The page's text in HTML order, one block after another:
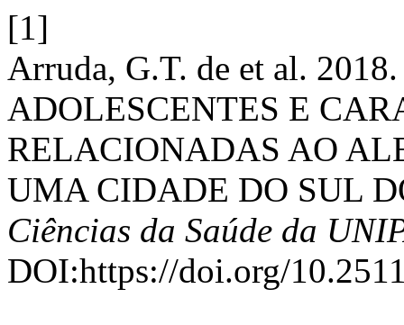
[1]
Arruda, G.T. de et al.
ADOLESCENTES E
RELACIONADAS AO
UMA CIDADE DO SUL
Ciências da Saúde da
DOI:https://doi.org/